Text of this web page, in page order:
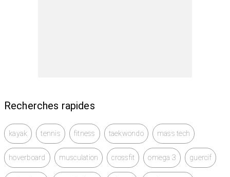
Recherches rapides
kayak tennis fitness taekwondo mass tech
hoverboard musculation crossfit omega 3 guercif